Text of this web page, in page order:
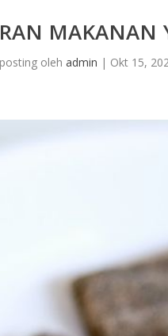
MAKANAN
olehadmin | Okt 15,